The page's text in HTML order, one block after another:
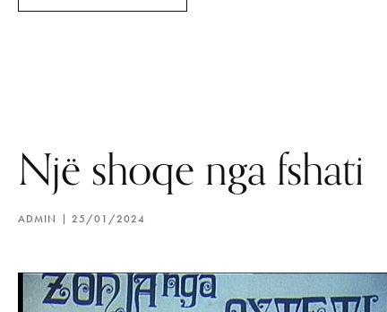
Një shoqe nga fshati
ADMIN 25/01/2024